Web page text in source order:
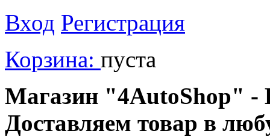
Вход Регистрация
Корзина: пуста
Магазин "4AutoShop" -
Доставляем товар в